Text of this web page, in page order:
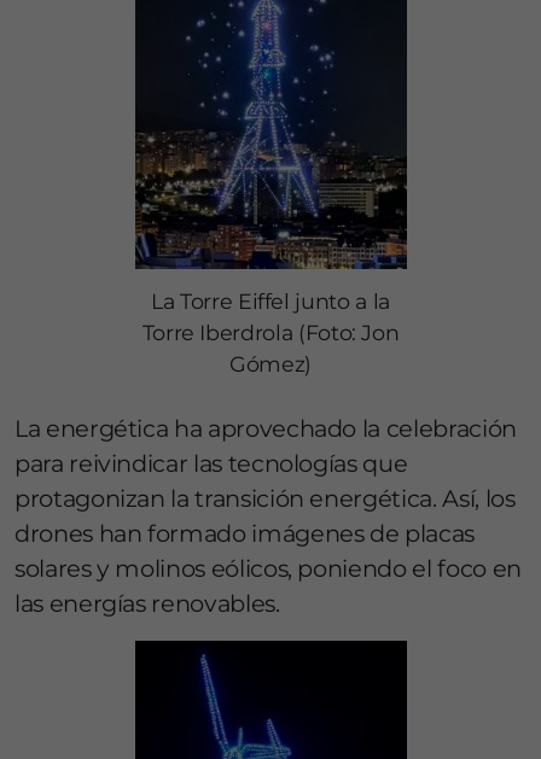
La Torre Eiffel junto a la
Torre Iberdrola (Foto: Jon
Gómez)
La energética ha aprovechado la celebración
para reivindicar las tecnologías que
protagonizan la transición energética. Así, los
drones han formado imágenes de placas
solares y molinos eólicos, poniendo el foco en
las energías renovables.